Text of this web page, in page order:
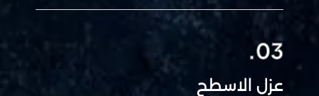
03.
عزل الاسطح